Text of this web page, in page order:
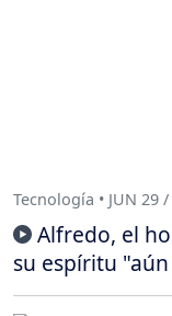
Tecnología • JUN 29 /
Alfredo, el
su espíritu